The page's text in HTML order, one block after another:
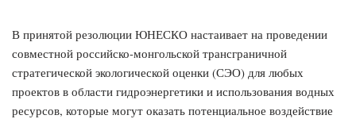
В принятой резолюции ЮНЕСКО настаивает на проведении
совместной российско-монгольской трансграничной
стратегической экологической оценки (СЭО) для любых
проектов в области гидроэнергетики и использования водных
ресурсов, которые могут оказать потенциальное воздействие